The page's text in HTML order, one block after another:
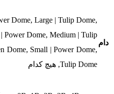
دام
Dome, Large | Tulip Dome,
Power Dome, Medium | Tulip
Dome, Small | Power Dome,
Tulip Dome, هیچ کدام